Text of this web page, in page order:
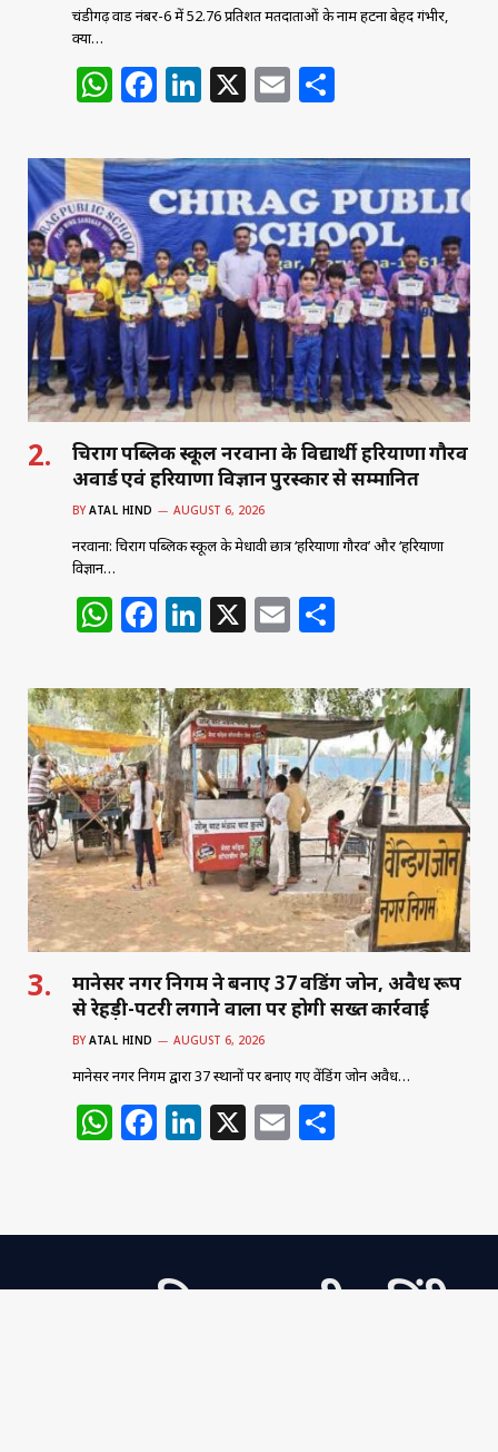
चंडीगढ़ वार्ड नंबर-6 में 52.76 प्रतिशत मतदाताओं के नाम हटना बेहद गंभीर,
क्या…
W
at
s
A
p
p
F
c
e
b
o
o
k
Li
k
e
dI
n
X E
ai
l
ar
e
चिराग पब्लिक स्कूल नरवाना के विद्यार्थी हरियाणा गौरव
अवार्ड एवं हरियाणा विज्ञान पुरस्कार से सम्मानित
BY ATAL HIND AUGUST 6, 2026
नरवाना: चिराग पब्लिक स्कूल के मेधावी छात्र ‘हरियाणा गौरव’ और ‘हरियाणा
विज्ञान…
W
at
s
A
p
p
F
c
e
b
o
o
k
Li
k
e
dI
n
X E
ai
l
ar
e
मानेसर नगर निगम ने बनाए 37 वेंडिंग जोन, अवैध रूप
से रेहड़ी-पटरी लगाने वालों पर होगी सख्त कार्रवाई
BY ATAL HIND AUGUST 6, 2026
मानेसर नगर निगम द्वारा 37 स्थानों पर बनाए गए वेंडिंग जोन अवैध…
W
s
p
F
e
o
Li
e
n
X E
l e
अटल हिन्द - राष्ट्रीय हिंदी